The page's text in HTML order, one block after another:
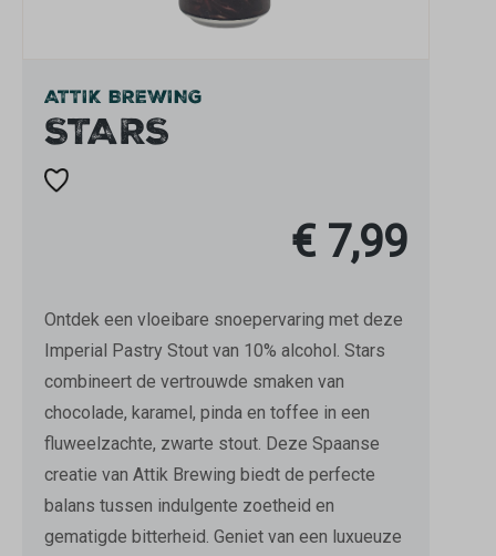
ATTIK BREWING
STARS
€ 7,99
Ontdek een vloeibare snoepervaring met deze
Imperial Pastry Stout van 10% alcohol. Stars
combineert de vertrouwde smaken van
chocolade, karamel, pinda en toffee in een
fluweelzachte, zwarte stout. Deze Spaanse
creatie van Attik Brewing biedt de perfecte
balans tussen indulgente zoetheid en
gematigde bitterheid. Geniet van een luxueuze